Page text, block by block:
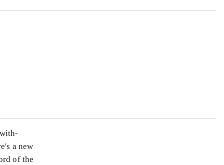
a new
of the